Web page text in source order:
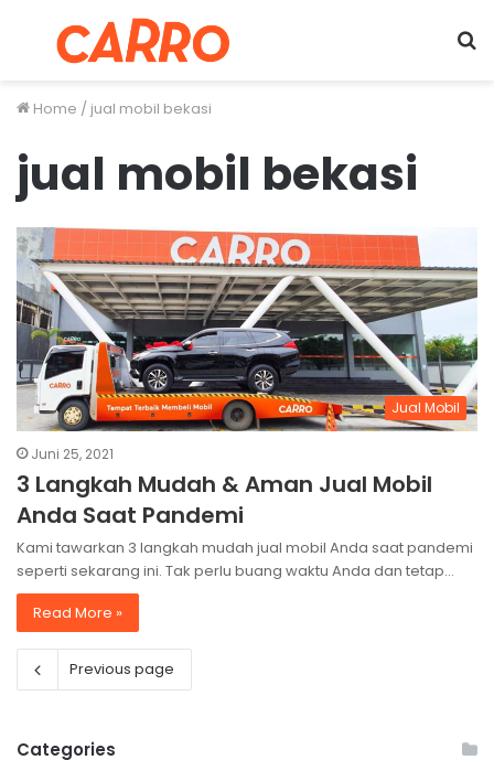
Menu
Home / jual mobil bekasi
jual mobil bekasi
Jual Mobil
Juni 25, 2021
3 Langkah Mudah & Aman Jual Mobil
Anda Saat Pandemi
Kami tawarkan 3 langkah mudah jual mobil Anda saat pandemi
seperti sekarang ini. Tak perlu buang waktu Anda dan tetap…
Read More »
Previous page
Categories